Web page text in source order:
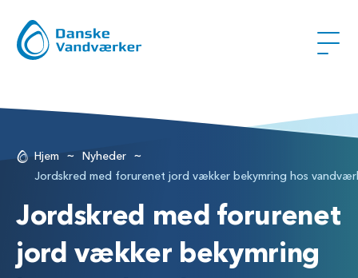
Hjem ~ Nyheder ~
Jordskred med forurenet jord vækker bekymring hos
Jordskred med forurenet
jord vækker bekymring